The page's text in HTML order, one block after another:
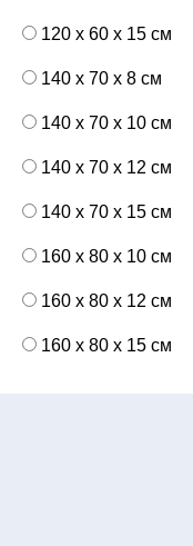
120 x 60 x 15 см
140 x 70 x 8 см
140 x 70 x 10 см
140 x 70 x 12 см
140 x 70 x 15 см
160 x 80 x 10 см
160 x 80 x 12 см
160 x 80 x 15 см